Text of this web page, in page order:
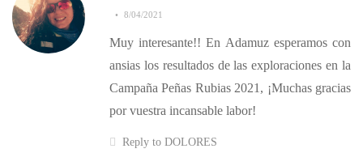
8/04/2021
Muy interesante!! En Adamuz esperamos con
ansias los resultados de las exploraciones en la
Campaña Peñas Rubias 2021, ¡Muchas gracias
por vuestra incansable labor!
Reply to DOLORES